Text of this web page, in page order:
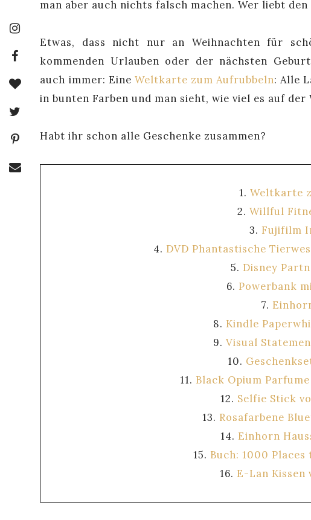
man aber auch nichts falsch machen. Wer liebt
Etwas, dass nicht nur an Weihnachten für
kommenden Urlauben oder der nächsten
auch immer: Eine Weltkarte zum Aufrubbeln: Alle
in bunten Farben und man sieht, wie viel es auf
Habt ihr schon alle Geschenke zusammen?
1. Weltkarte
2. Willful
3. Fujifilm
4. DVD Phantastische
5. Disney
6. Powerbank
7.
8. Kindle
9. Visual
10.
11. Black Opium
12. Selfie Stick
13. Rosafarbene
14. Einhorn
15. Buch: 1000
16. E-Lan Kissen